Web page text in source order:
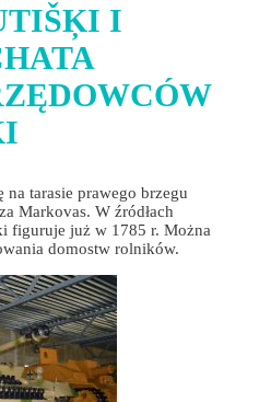
I
na tarasie prawego brzegu
Markovas. W źródłach
figuruje już w 1785 r. Można
domostw rolników.